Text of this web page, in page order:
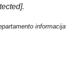
.
informacija